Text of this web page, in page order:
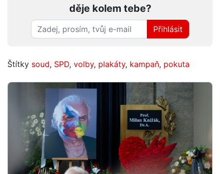
děje kolem tebe?
Přihlásit
Štítky soud, SPD, volby, plakáty, kampaň, pokuta